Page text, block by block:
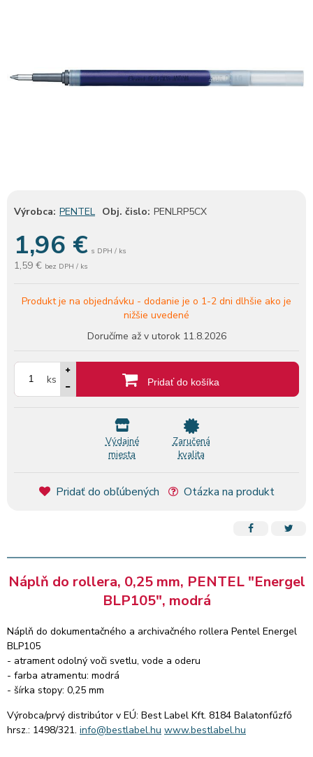
Výrobca: PENTEL Obj. čislo: PENLRP5CX
1,96 € s DPH / ks
1,59 € bez DPH / ks
Produkt je na objednávku - dodanie je o 1-2 dni dlhšie ako je
nižšie uvedené
Doručíme až v utorok 11.8.2026
ks Pridať do košíka
Výdajné
miesta
Zaručená
kvalita
Pridať do obľúbených Otázka na produkt
Náplň do rollera, 0,25 mm, PENTEL "Energel
BLP105", modrá
Náplň do dokumentačného a archivačného rollera Pentel Energel
BLP105
- atrament odolný voči svetlu, vode a oderu
- farba atramentu: modrá
- šírka stopy: 0,25 mm
Výrobca/prvý distribútor v EÚ: Best Label Kft. 8184 Balatonfűzfő
hrsz.: 1498/321. info@bestlabel.hu www.bestlabel.hu